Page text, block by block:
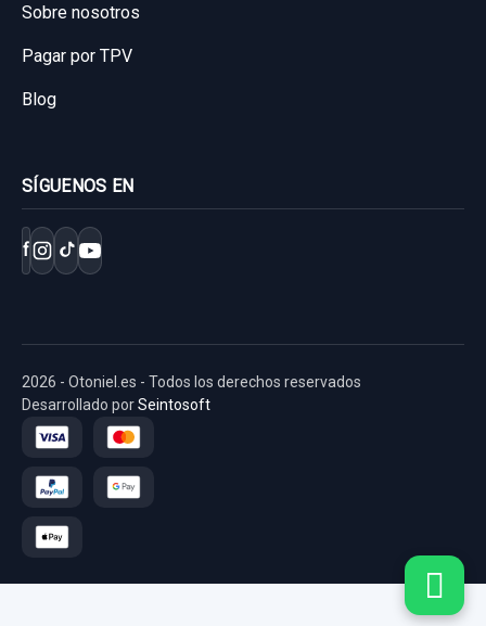
PIN
MOTOR LIMPIA DELANTERO 98100J7000
24,79 €
Sin IVA, gastos de envío no incluidos.
FRENO DE MANO ELECTRICO 93310J7000
Sobre nosotros
Pagar por TPV
Blog
SÍGUENOS EN
f
2026 - Otoniel.es - Todos los derechos reservados
Desarrollado porSeintosoft